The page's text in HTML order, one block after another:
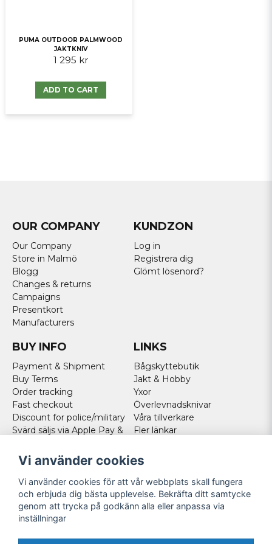
PUMA OUTDOOR PALMWOOD
JAKTKNIV
1 295 kr
ADD TO CART
OUR COMPANY
Our Company
Store in Malmö
Blogg
Changes & returns
Campaigns
Presentkort
Manufacturers
KUNDZON
Log in
Registrera dig
Glömt lösenord?
BUY INFO
Payment & Shipment
Buy Terms
Order tracking
Fast checkout
Discount for police/military
Svärd säljs via Apple Pay &
Norweigan customers
Cookies
LINKS
Bågskyttebutik
Jakt & Hobby
Yxor
Överlevnadsknivar
Våra tillverkare
Fler länkar
FOLLOW US
Facebook
Instagram
Youtube
Vi använder cookies
Vi använder cookies för att vår webbplats skall fungera
och erbjuda dig bästa upplevelse. Bekräfta ditt samtycke
genom att trycka på godkänn alla eller anpassa via
inställningar